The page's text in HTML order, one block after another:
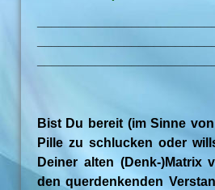
Bist Du bereit (im Sinne
Pille zu schlucken oder
Deiner alten (Denk-)Matrix
den querdenkenden